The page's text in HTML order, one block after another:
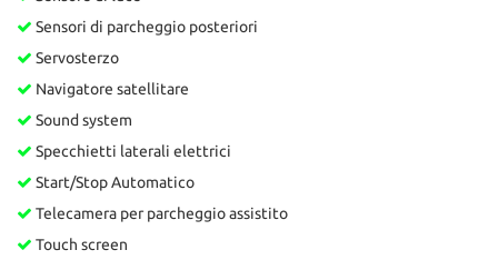
Sensori di parcheggio posteriori
Servosterzo
Navigatore satellitare
Sound system
Specchietti laterali elettrici
Start/Stop Automatico
Telecamera per parcheggio assistito
Touch screen